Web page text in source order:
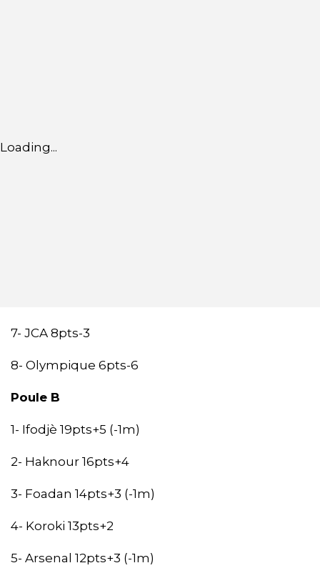
Loading...
7- JCA 8pts-3
8- Olympique 6pts-6
Poule B
1- Ifodjè 19pts+5 (-1m)
2- Haknour 16pts+4
3- Foadan 14pts+3 (-1m)
4- Koroki 13pts+2
5- Arsenal 12pts+3 (-1m)